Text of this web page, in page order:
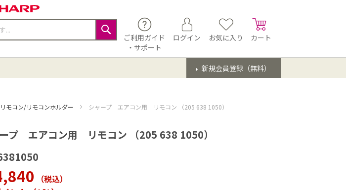
検
ご利用ガイド
・サポート
ログイン お気に入り カート
新規会員登録（無料）
モコン/リモコンホルダー シャープ エアコン用 リモコン （205 638 1050）
プ エアコン用 リモコン （205 638 1050）
（税込）